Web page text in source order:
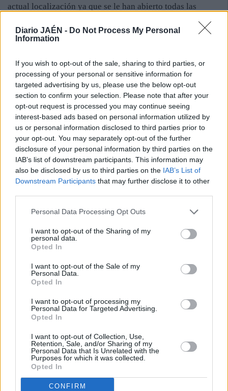
Diario JAÉN - Do Not Process My Personal
Information
If you wish to opt-out of the sale, sharing to third parties, or
processing of your personal or sensitive information for
targeted advertising by us, please use the below opt-out
section to confirm your selection. Please note that after your
opt-out request is processed you may continue seeing
interest-based ads based on personal information utilized by
us or personal information disclosed to third parties prior to
your opt-out. You may separately opt-out of the further
disclosure of your personal information by third parties on the
IAB’s list of downstream participants. This information may
also be disclosed by us to third parties on the IAB’s List of
Downstream Participants that may further disclose it to other
Personal Data Processing Opt Outs
I want to opt-out of the Sharing of my
personal data.
Opted In
I want to opt-out of the Sale of my
Personal Data.
Opted In
I want to opt-out of processing my
Personal Data for Targeted Advertising.
Opted In
I want to opt-out of Collection, Use,
Retention, Sale, and/or Sharing of my
Personal Data that Is Unrelated with the
Purposes for which it was collected.
Opted In
CONFIRM
actual localización ya que se le han abierto todas las
respecto, el exalcalde popular José Robles asegura que se
podía haber hecho más por esta situación ya que, a su
urbanístico para consolidar la actividad empresarial pero
al llegar a la alcaldía el Partido Socialista, “todo quedó en
agua de borrajas”.
El portavoz del PSOE, Fran Lozano, afirmó que seguirán
negociando con la empresa para reconducir esta situación
aunque la decisión ya esté tomada.